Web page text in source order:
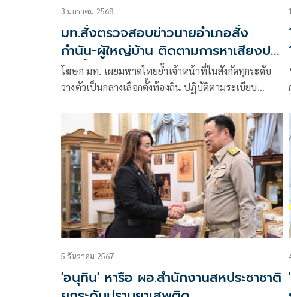
3 มกราคม 2568
มท.สั่งตรวจสอบข่าวนายอำเภอสั่ง
กำนัน-ผู้ใหญ่บ้าน ติดตามการหาเสียงป
ชน.ย้ำต้องวางตัวเป็นกลาง
โฆษก มท. เผยมหาดไทยย้ำเจ้าหน้าที่ในสังกัดทุกระดับ
วางตัวเป็นกลางเลือกตั้งท้องถิ่น ปฏิบัติตามระเบียบ
ผู้ตรวจฯสแกนเข้มการทำงาน พร้อมตรวจสอบข่าวอำเภอ
สั่งกำนัน ผู้ใหญ่บ้านติดตามการหาเสียงของ
พรรคการเมือง
5 ธันวาคม 2567
'อนุทิน' หารือ ผอ.สำนักงานสหประชาชาติ